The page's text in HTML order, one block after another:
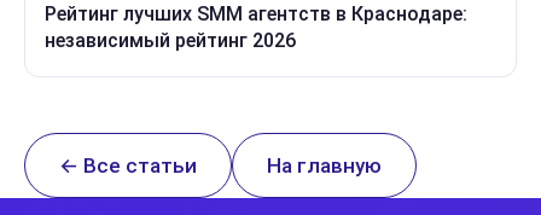
Рейтинг лучших SMM агентств в Краснодаре:
независимый рейтинг 2026
← Все статьи На главную